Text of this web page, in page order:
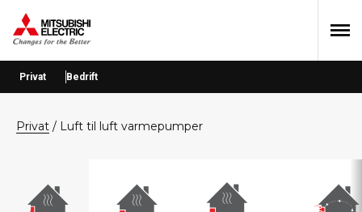
Hopp
menyen
Hopp
Hopp
Privat Bedrift
privat / Luft til luft varmepumper